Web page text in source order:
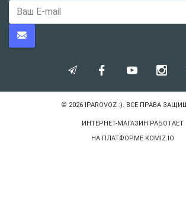
© 2026 IPAROVOZ :). ВСЕ ПРАВА
ИНТЕРНЕТ-МАГАЗИН РАБОТАЕТ
НА ПЛАТФОРМЕ KOMIZ.IO